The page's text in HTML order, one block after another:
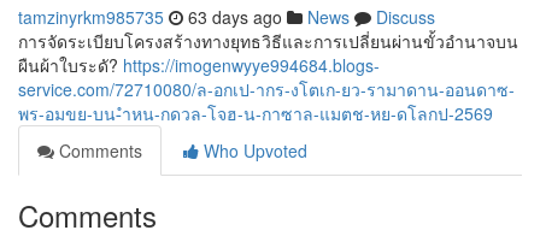
tamzinyrkm985735 63 days ago News
Discuss
การจัดระเบียบโครงสร้างทางยุทธวิธีและการเปลี่ยนผ่านขั้วอำนาจบน
ผืนผ้าใบระดั? https://imogenwyye994684.blogs-
service.com/72710080/ล-อกเป-ากร-งโตเก-ยว-รามาดาน-ออนดาซ-
พร-อมขย-บน-ำหน-กดวล-โจฮ-น-กาซาล-แมตช-หย-ดโลกป-2569
Comments
Who Upvoted
Comments